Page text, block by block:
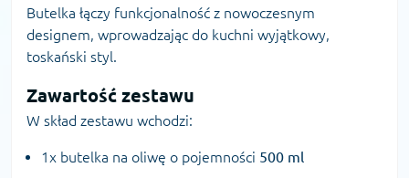
Butelka łączy funkcjonalność z nowoczesnym
designem, wprowadzając do kuchni wyjątkowy,
toskański styl.
Zawartość zestawu
W skład zestawu wchodzi:
1x butelka na oliwę o pojemności 500 ml